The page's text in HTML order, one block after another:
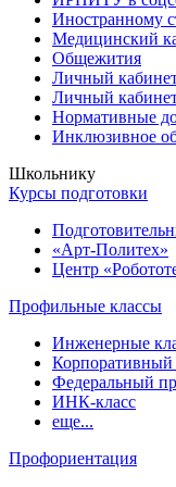
Иностранному
Медицинский
Общежития
Личный кабинет
Личный
Нормативные
Инклюзивное
Школьнику
Курсы подготовки
«Арт-Политех»
Центр
Профильные классы
Инженерные
Федеральный
ИНК-класс
еще...
Профориентация